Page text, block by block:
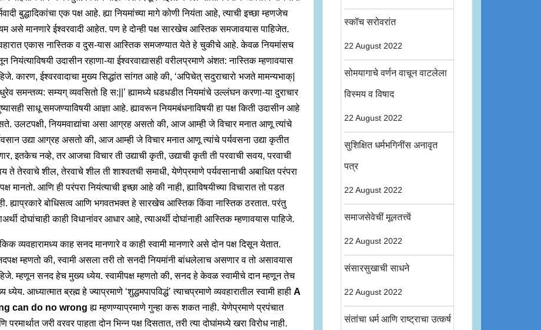
बुद्धादिकांचा एक पक्ष आहे. ह्या नियमांच्या मागे कोणी नियंता आहे, त्याची इच्छा म्हणजेच
असे मानणारे ईश्वरवादी आहेत. पण हे दोन्ही पक्ष सारखेच आस्तिक समजावयास पाहिजेत.
एकास नास्तिक व दुस-यास आस्तिक समजण्यात येते हे चुकीचे आहे. केवळ नियमांसच
नियंत्याविषयी उदासीन रहाणा-या ईश्वरवाद्यासही वरीलप्रमाणे अंशत: नास्तिक म्हणावयास
कारण, ईश्वरवादाचा मुख्य सिद्धांत सांगत आहे की, ‘अपिचेत् सदुराचारो भजते मामन्यभाक्|
समन्तव्य: सम्यग् व्यवसितो हि स:||’ ह्यामध्ये धडधडीत नियमांचे उल्लंघन करणा-या दुराचार
साधू समजण्याविषयी आज्ञा आहे. ह्यावरून नियमबंधनाविषयी हा पक्ष किती उदासीन आहे
उलटपक्षी, नियमवाद्यांचा असा आग्रह असतो की, आज आम्ही जे विचार मनात आणू त्यांचे
उद्या आग्रह असतो की, आज आम्ही जे विचार मनात आणू त्यांचे पर्यवसना उद्या कृतीत
इतकेच नव्हे, तर आजचा विचार ती उद्याची कृती, उद्याची कृती ती परवाची सवय, परवाची
ते तेरवाचे शील, तेरवाचे शील ती शाश्वतची समाधी, येणेप्रमाणे पर्यवसानाची अबाधित परंपरा
मानतो. आणि ही परंपरा नियंत्याची इच्छा आहे की नाही, ह्याविषयीच्या विचारात तो पडत
ह्याप्रकारे बोधिसत्व आणि भगवतभक्त हे सारखेच आस्तिक किंवा नास्तिक ठरतात. परंतु
दोघांचाही काही विधानांवर आधार आहे, त्याअर्थी दोघांनाही आस्तिक म्हणावयास पाहिजे.
व्यवहारामध्य काह सनद मानणारे व काही स्वामी मानणारे असे दोन पक्ष दिसून येतात.
म्हणतो की, स्वामी असला तरी तो सनदी नियमांनी बांधलेलाच असणार व तो असावयास
म्हणून सनद हेच मुख्य ध्येय. स्वामीपक्ष म्हणतो की, सनद हे केवळ स्वामीचे दान म्हणून तेच
ध्येय. आध्यात्मात ब्रह्म हे ज्याप्रमाणे ‘शुद्धमपापविद्धं’ त्याचप्रमाणे व्यवहारातील स्वामी हाही A
can do no wrong ह्य म्हणण्याप्रमाणे गुन्हा करू शकत नाही. येणेप्रमाणे प्रपंचात
परमार्थात जरी वरवर पाहता दोन भिन्न पक्ष दिसतात, तरी त्या दोघांमध्ये खरा विरोध नाही.
स्कॉच सरोवरांत
22 August 2022
सोमयागाचे वर्णन वाचून वाटलेला
विस्मय व विषाद
22 August 2022
सुशिक्षित धर्मभगिनींस अनावृत
पत्र
22 August 2022
समाजसेवेचीं मूलतत्त्वें
22 August 2022
संसारसुखाची साधने
22 August 2022
संतांचा धर्म आणि राष्ट्राचा उत्कर्ष